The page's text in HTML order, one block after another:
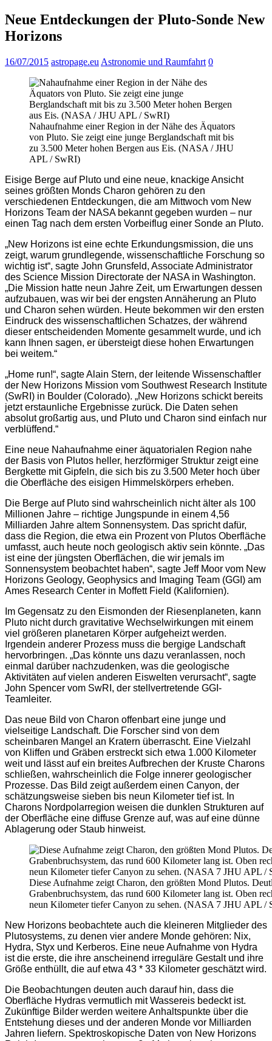
Neue Entdeckungen der Pluto-Sonde New
Horizons
16/07/2015 astropage.eu Astronomie und Raumfahrt 0
Nahaufnahme einer Region in der Nähe des Äquators
von Pluto. Sie zeigt eine junge Berglandschaft mit bis
zu 3.500 Meter hohen Bergen aus Eis. (NASA / JHU
APL / SwRI)
Eisige Berge auf Pluto und eine neue, knackige Ansicht
seines größten Monds Charon gehören zu den
verschiedenen Entdeckungen, die am Mittwoch vom New
Horizons Team der NASA bekannt gegeben wurden – nur
einen Tag nach dem ersten Vorbeiflug einer Sonde an Pluto.
„New Horizons ist eine echte Erkundungsmission, die uns
zeigt, warum grundlegende, wissenschaftliche Forschung so
wichtig ist“, sagte John Grunsfeld, Associate Administrator
des Science Mission Directorate der NASA in Washington.
„Die Mission hatte neun Jahre Zeit, um Erwartungen dessen
aufzubauen, was wir bei der engsten Annäherung an Pluto
und Charon sehen würden. Heute bekommen wir den ersten
Eindruck des wissenschaftlichen Schatzes, der während
dieser entscheidenden Momente gesammelt wurde, und ich
kann Ihnen sagen, er übersteigt diese hohen Erwartungen
bei weitem.“
„Home run!“, sagte Alain Stern, der leitende Wissenschaftler
der New Horizons Mission vom Southwest Research Institute
(SwRI) in Boulder (Colorado). „New Horizons schickt bereits
jetzt erstaunliche Ergebnisse zurück. Die Daten sehen
absolut großartig aus, und Pluto und Charon sind einfach nur
verblüffend.“
Eine neue Nahaufnahme einer äquatorialen Region nahe
der Basis von Plutos heller, herzförmiger Struktur zeigt eine
Bergkette mit Gipfeln, die sich bis zu 3.500 Meter hoch über
die Oberfläche des eisigen Himmelskörpers erheben.
Die Berge auf Pluto sind wahrscheinlich nicht älter als 100
Millionen Jahre – richtige Jungspunde in einem 4,56
Milliarden Jahre altem Sonnensystem. Das spricht dafür,
dass die Region, die etwa ein Prozent von Plutos Oberfläche
umfasst, auch heute noch geologisch aktiv sein könnte. „Das
ist eine der jüngsten Oberflächen, die wir jemals im
Sonnensystem beobachtet haben“, sagte Jeff Moor vom New
Horizons Geology, Geophysics and Imaging Team (GGI) am
Ames Research Center in Moffett Field (Kalifornien).
Im Gegensatz zu den Eismonden der Riesenplaneten, kann
Pluto nicht durch gravitative Wechselwirkungen mit einem
viel größeren planetaren Körper aufgeheizt werden.
Irgendein anderer Prozess muss die bergige Landschaft
hervorbringen. „Das könnte uns dazu veranlassen, noch
einmal darüber nachzudenken, was die geologische
Aktivitäten auf vielen anderen Eiswelten verursacht“, sagte
John Spencer vom SwRI, der stellvertretende GGI-
Teamleiter.
Das neue Bild von Charon offenbart eine junge und
vielseitige Landschaft. Die Forscher sind von dem
scheinbaren Mangel an Kratern überrascht. Eine Vielzahl
von Kliffen und Gräben erstreckt sich etwa 1.000 Kilometer
weit und lässt auf ein breites Aufbrechen der Kruste Charons
schließen, wahrscheinlich die Folge innerer geologischer
Prozesse. Das Bild zeigt außerdem einen Canyon, der
schätzungsweise sieben bis neun Kilometer tief ist. In
Charons Nordpolarregion weisen die dunklen Strukturen auf
der Oberfläche eine diffuse Grenze auf, was auf eine dünne
Ablagerung oder Staub hinweist.
Diese Aufnahme zeigt Charon, den größten Mond Plutos.
Grabenbruchsystem, das rund 600 Kilometer lang ist. Oben
neun Kilometer tiefer Canyon zu sehen. (NASA 7 JHU APL /
New Horizons beobachtete auch die kleineren Mitglieder des
Plutosystems, zu denen vier andere Monde gehören: Nix,
Hydra, Styx und Kerberos. Eine neue Aufnahme von Hydra
ist die erste, die ihre anscheinend irreguläre Gestalt und ihre
Größe enthüllt, die auf etwa 43 * 33 Kilometer geschätzt wird.
Die Beobachtungen deuten auch darauf hin, dass die
Oberfläche Hydras vermutlich mit Wassereis bedeckt ist.
Zukünftige Bilder werden weitere Anhaltspunkte über die
Entstehung dieses und der anderen Monde vor Milliarden
Jahren liefern. Spektroskopische Daten von New Horizons